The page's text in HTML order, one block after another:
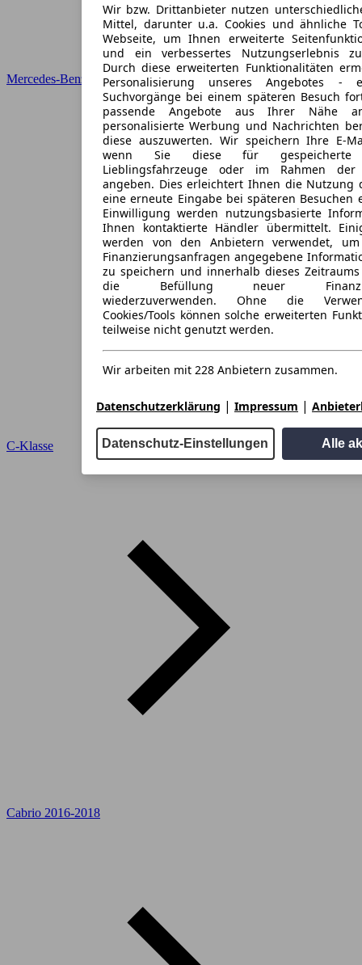
Mercedes-Benz
C-Klasse
Cabrio 2016-2018
Wir bzw. Drittanbieter nutzen
Mittel, darunter u.a. Cookies und ähnliche
Webseite, um Ihnen erweiterte
und ein verbessertes Nutzungserlebnis
Durch diese erweiterten Funktionalitäten
Personalisierung unseres Angebotes
Suchvorgänge bei einem späteren Besuch
passende Angebote aus Ihrer Nähe
personalisierte Werbung und Nachrichten
diese auszuwerten. Wir speichern Ihre E-
wenn Sie diese für gespeicherte
Lieblingsfahrzeuge oder im Rahmen der
angeben. Dies erleichtert Ihnen die Nutzung
eine erneute Eingabe bei späteren
Einwilligung werden nutzungsbasierte
Ihnen kontaktierte Händler übermittelt.
werden von den Anbietern verwendet,
Finanzierungsanfragen angegebene
zu speichern und innerhalb dieses
die Befüllung neuer
wiederzuverwenden. Ohne die
Cookies/Tools können solche erweiterten
teilweise nicht genutzt werden.
Wir arbeiten mit 228 Anbietern zusammen.
Datenschutzerklärung | Impressum |
Datenschutz-Einstellungen Alle